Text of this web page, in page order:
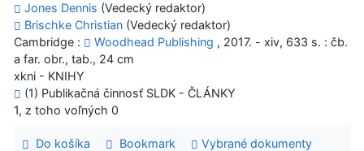
Jones Dennis (Vedecký redaktor)
Brischke Christian (Vedecký redaktor)
Cambridge :
Woodhead Publishing , 2017. - xiv, 633 s. : čb.
a far. obr., tab., 24 cm
xkni - KNIHY
(1) Publikačná činnosť SLDK - ČLÁNKY
1, z toho voľných 0
Do košíka Bookmark Vybrané dokumenty